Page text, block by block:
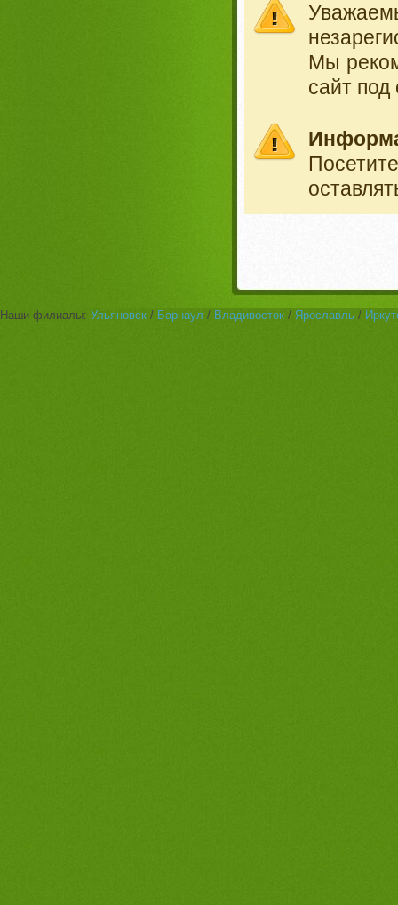
Мы
сайт
Наши филиалы: Ульяновск / Барнаул / Владивосток / Ярославль /